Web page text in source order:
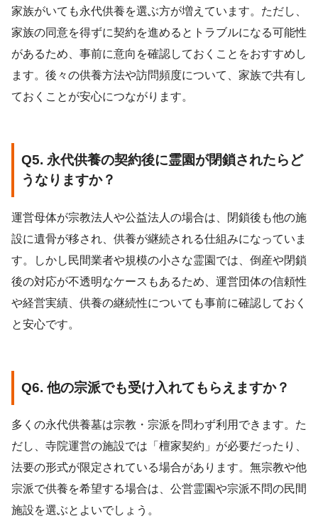
家族がいても永代供養を選ぶ方が増えています。ただし、
家族の同意を得ずに契約を進めるとトラブルになる可能性
があるため、事前に意向を確認しておくことをおすすめし
ます。後々の供養方法や訪問頻度について、家族で共有し
ておくことが安心につながります。
Q5. 永代供養の契約後に霊園が閉鎖されたらど
うなりますか？
運営母体が宗教法人や公益法人の場合は、閉鎖後も他の施
設に遺骨が移され、供養が継続される仕組みになっていま
す。しかし民間業者や規模の小さな霊園では、倒産や閉鎖
後の対応が不透明なケースもあるため、運営団体の信頼性
や経営実績、供養の継続性についても事前に確認しておく
と安心です。
Q6. 他の宗派でも受け入れてもらえますか？
多くの永代供養墓は宗教・宗派を問わず利用できます。た
だし、寺院運営の施設では「檀家契約」が必要だったり、
法要の形式が限定されている場合があります。無宗教や他
宗派で供養を希望する場合は、公営霊園や宗派不問の民間
施設を選ぶとよいでしょう。